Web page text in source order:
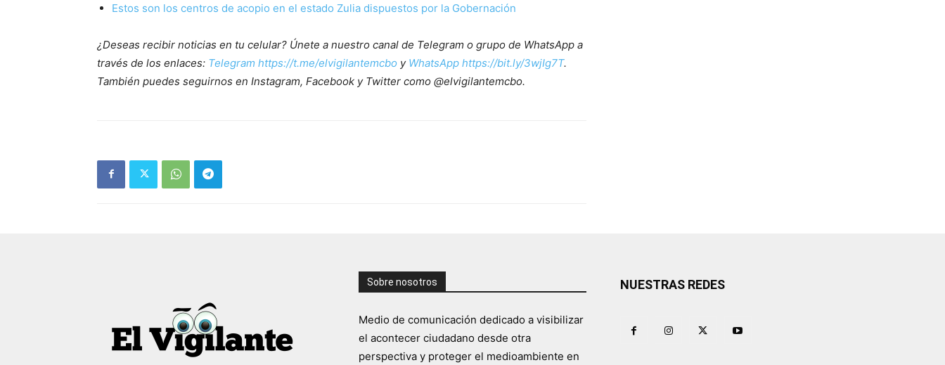
Estos son los centros de acopio en el estado Zulia dispuestos por la Gobernación
¿Deseas recibir noticias en tu celular? Únete a nuestro canal de Telegram o grupo de WhatsApp a
través de los enlaces: Telegram https://t.me/elvigilantemcbo y WhatsApp https://bit.ly/3wjIg7T.
También puedes seguirnos en Instagram, Facebook y Twitter como @elvigilantemcbo.
Sobre nosotros
Medio de comunicación dedicado a visibilizar
el acontecer ciudadano desde otra
perspectiva y proteger el medioambiente en
NUESTRAS REDES